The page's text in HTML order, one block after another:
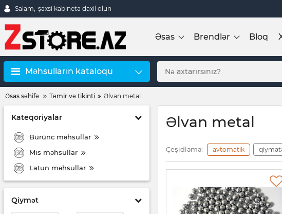
Salam, şəxsi kabinetə daxil olun
Əsas Brendlər Bloq
Məhsulların kataloqu
Əsas səhifə Təmir və tikinti Əlvan metal
Kateqoriyalar
Bürünc məhsullar
Mis məhsullar
Latun məhsullar
Qiymət
Əlvan metal
Çeşidləmə: avtomatik